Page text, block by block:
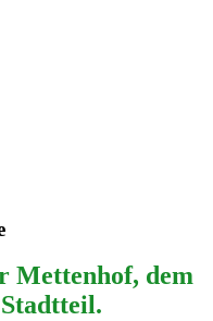
dem